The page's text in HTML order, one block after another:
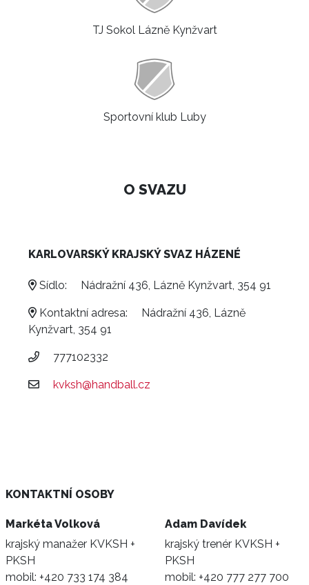
TJ Sokol Lázně Kynžvart
Sportovní klub Luby
O SVAZU
KARLOVARSKÝ KRAJSKÝ SVAZ HÁZENÉ
Sídlo: Nádražní 436, Lázně Kynžvart, 354 91
Kontaktní adresa:
Nádražní 436, Lázně
Kynžvart, 354 91
777102332
kvksh@handball.cz
KONTAKTNÍ OSOBY
Markéta Volková
krajský manažer KVKSH +
PKSH
mobil: +420 733 174 384
Adam Davídek
krajský trenér KVKSH +
PKSH
mobil: +420 777 277 700